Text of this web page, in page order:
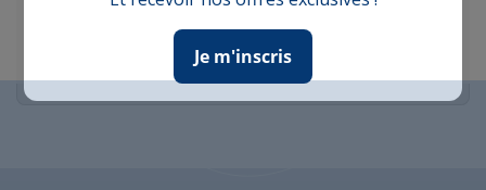
Nicole D.
Publié le 09/10/2025 à 18:51(Date de commande : 16/09/2025)
Je m'inscris